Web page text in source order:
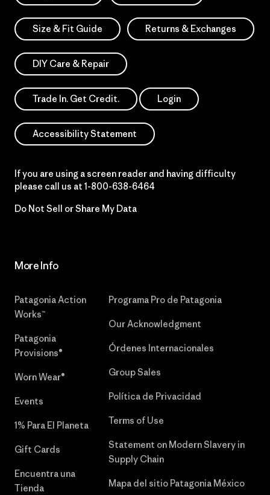
Size & Fit Guide Returns & Exchanges
DIY Care & Repair
Trade In. Get Credit. Login
Accessibility Statement
If you are using a screen reader and having difficulty
please call us at 1-800-638-6464
Do Not Sell or Share My Data
More Info
Patagonia Action
Works™
Patagonia
Provisions®
Worn Wear®
Events
1% Para El Planeta
Gift Cards
Encuentra una
Tienda
Programa Pro de Patagonia
Our Acknowledgment
Órdenes Internacionales
Group Sales
Política de Privacidad
Terms of Use
Statement on Modern Slavery in
Supply Chain
Mapa del sitio Patagonia México